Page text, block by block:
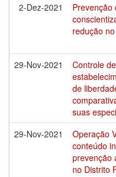
2-Dez-2021
Prevenção
redução
29-Nov-2021
Controle
de
suas
29-Nov-2021
Operação
conteúdo
prevenção
no Distrito